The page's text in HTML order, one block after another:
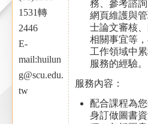
1531轉
2446
E-
mail:huilun
g@scu.edu.
tw
務、參考諮
網頁維護與
士論文審核
相關事宜等
工作領域中
服務的經驗。
服務內容：
配合課程為
身訂做圖書